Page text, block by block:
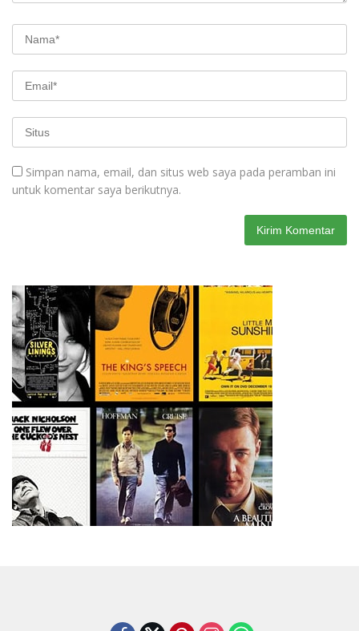
Simpan nama, email, dan situs web saya pada peramban ini
untuk komentar saya berikutnya.